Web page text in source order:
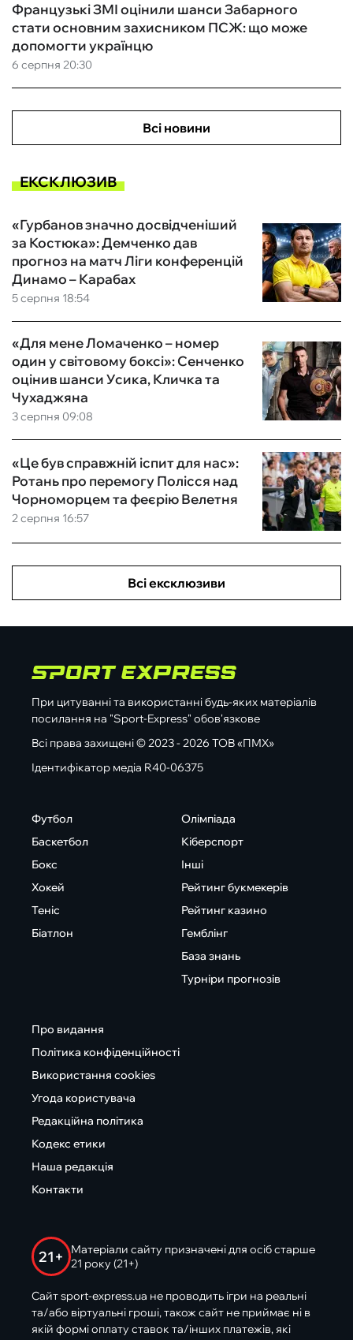
6 серпня 20:30
Французькі ЗМІ оцінили шанси Забарного
стати основним захисником ПСЖ: що може
допомогти українцю
Всі новини
ЕКСКЛЮЗИВ
5 серпня 18:54
«Гурбанов значно досвідченіший
за Костюка»: Демченко дав
прогноз на матч Ліги конференцій
Динамо – Карабах
3 серпня 09:08
«Для мене Ломаченко – номер
один у світовому боксі»: Сенченко
оцінив шанси Усика, Кличка та
Чухаджяна
2 серпня 16:57
«Це був справжній іспит для нас»:
Ротань про перемогу Полісся над
Чорноморцем та феєрію Велетня
Всі ексклюзиви
При цитуванні та використанні будь-яких матеріалів
посилання на "Sport-Express" обов'язкове
Всі права захищені © 2023 - 2026 ТОВ «ПМХ»
Ідентифікатор медіа R40-06375
Футбол
Баскетбол
Бокс
Хокей
Теніс
Біатлон
Олімпіада
Кіберспорт
Інші
Рейтинг букмекерів
Рейтинг казино
Гемблінг
База знань
Турніри прогнозів
Про видання
Політика конфіденційності
Використання cookies
Угода користувача
Редакційна політика
Кодекс етики
Наша редакція
Контакти
21+
Матеріали сайту призначені для осіб старше
21 року (21+)
Сайт sport-express.ua не проводить ігри на реальні
та/або віртуальні гроші, також сайт не приймає ні в
якій формі оплату ставок та/інших платежів, які